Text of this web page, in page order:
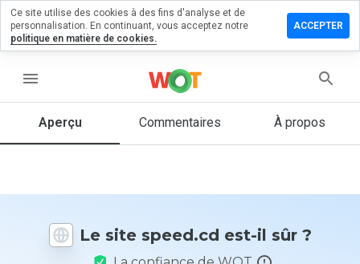
menu
Aperçu Commentaires À propos
Le site speed.cd est-il sûr ?
un
Quelle
donneriez-
Ce site utilise des cookies à des fins d'analyse et de
personnalisation. En continuant, vous acceptez notre
politique en matière de cookies.
ACCEPTER